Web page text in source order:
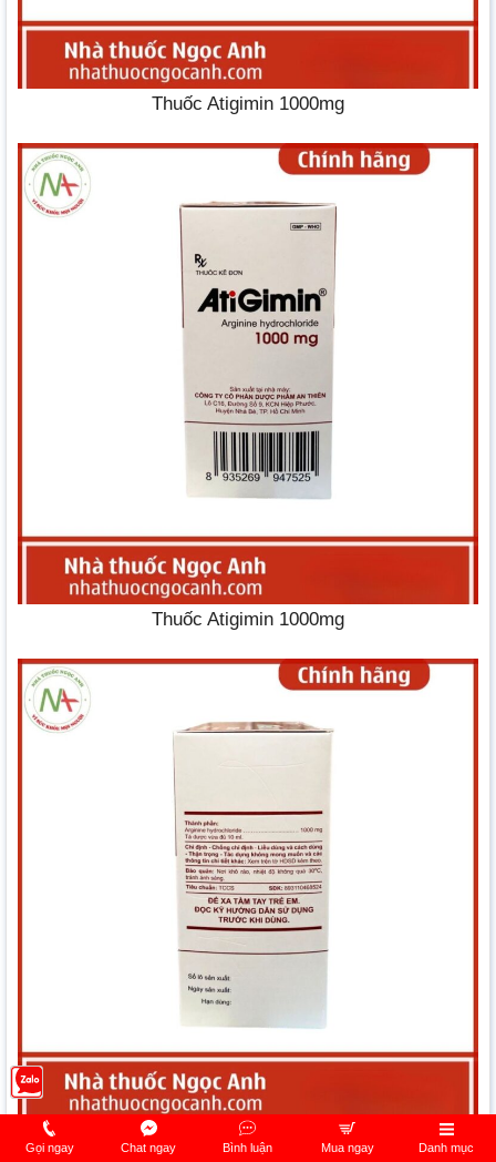
Thuốc Atigimin 1000mg
Thuốc Atigimin 1000mg
Thuốc Atigimin 1000mg
Gọi ngay Chat ngay Bình luận Mua ngay Danh mục